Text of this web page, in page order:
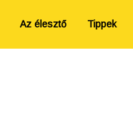
Az élesztő Tippek